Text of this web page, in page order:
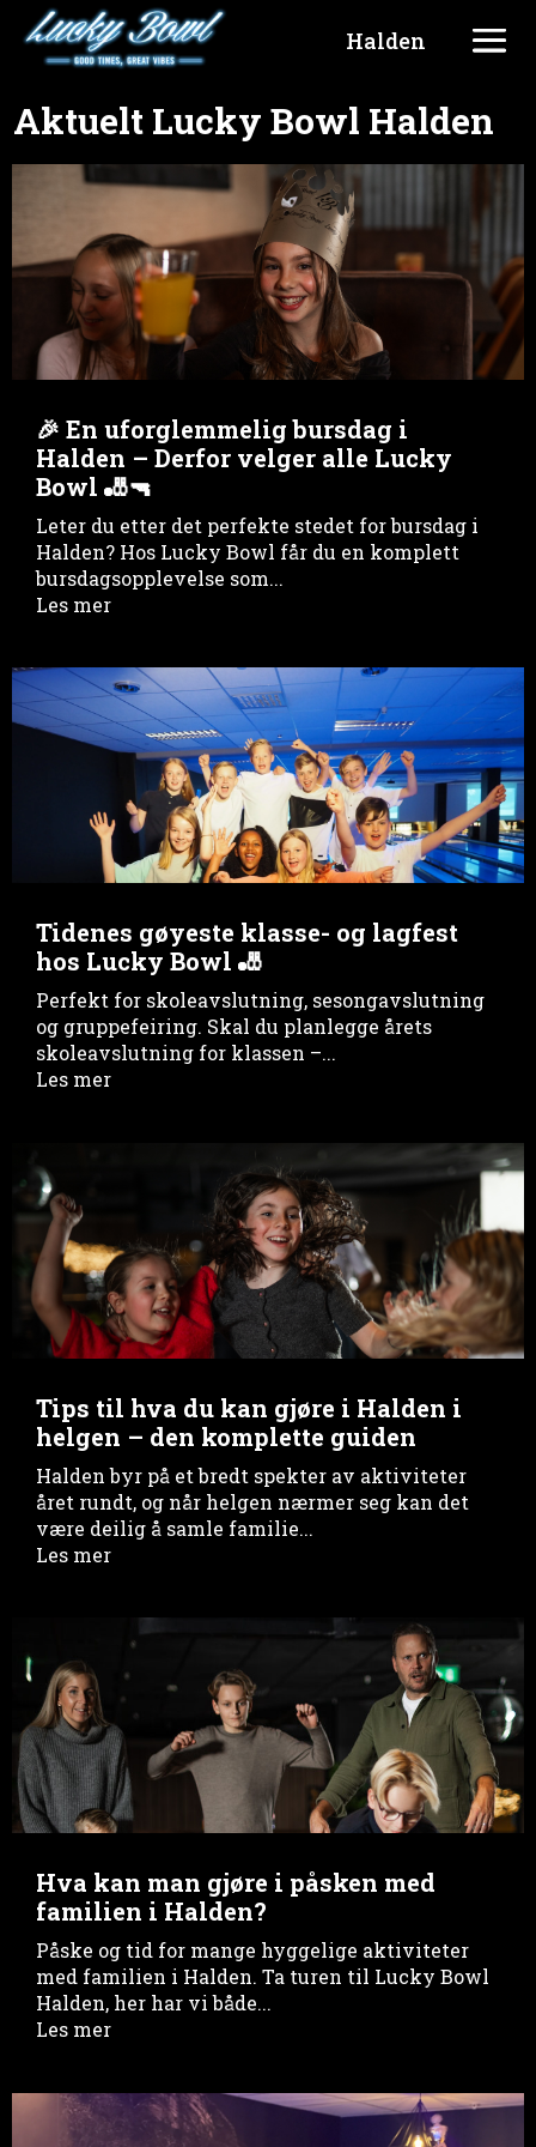
Halden
Aktuelt Lucky Bowl Halden
🎉 En uforglemmelig bursdag i
Halden – Derfor velger alle Lucky
Bowl 🎳🔫
Leter du etter det perfekte stedet for bursdag i
Halden? Hos Lucky Bowl får du en komplett
bursdagsopplevelse som...
Les mer
Tidenes gøyeste klasse- og lagfest
hos Lucky Bowl 🎳
Perfekt for skoleavslutning, sesongavslutning
og gruppefeiring. Skal du planlegge årets
skoleavslutning for klassen –...
Les mer
Tips til hva du kan gjøre i Halden i
helgen – den komplette guiden
Halden byr på et bredt spekter av aktiviteter
året rundt, og når helgen nærmer seg kan det
være deilig å samle familie...
Les mer
Hva kan man gjøre i påsken med
familien i Halden?
Påske og tid for mange hyggelige aktiviteter
med familien i Halden. Ta turen til Lucky Bowl
Halden, her har vi både...
Les mer